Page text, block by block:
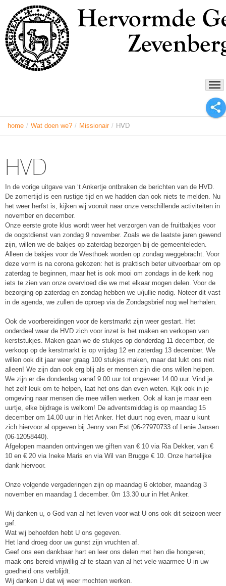
home / Wat doen we? / Missionair / HVD
HVD
In de vorige uitgave van ‘t Ankertje ontbraken de berichten van de HVD.
De zomertijd is een rustige tijd en we hadden dan ook niets te melden. Nu
het weer herfst is, kijken wij vooruit naar onze verschillende activiteiten in
november en december.
Onze eerste grote klus wordt weer het verzorgen van de fruitbakjes voor
de oogstdienst van zondag 9 november. Zoals we de laatste jaren gewend
zijn, willen we de bakjes op zaterdag bezorgen bij de gemeenteleden.
Alleen de bakjes voor de Westhoek worden op zondag weggebracht. Voor
deze vorm is na corona gekozen: het is praktisch beter uitvoerbaar om op
zaterdag te beginnen, maar het is ook mooi om zondags in de kerk nog
iets te zien van onze overvloed die we met elkaar mogen delen. Voor de
bezorging op zaterdag en zondag hebben we u/jullie nodig. Noteer dit vast
in de agenda, we zullen de oproep via de Zondagsbrief nog wel herhalen.
Ook de voorbereidingen voor de kerstmarkt zijn weer gestart. Het
onderdeel waar de HVD zich voor inzet is het maken en verkopen van
kerststukjes. Maken gaan we de stukjes op donderdag 11 december, de
verkoop op de kerstmarkt is op vrijdag 12 en zaterdag 13 december. We
willen ook dit jaar weer graag 100 stukjes maken, maar dat lukt ons niet
alleen! We zijn dan ook erg blij als er mensen zijn die ons willen helpen.
We zijn er die donderdag vanaf 9.00 uur tot ongeveer 14.00 uur. Vind je
het zelf leuk om te helpen, laat het ons dan even weten. Kijk ook in je
omgeving naar mensen die mee willen werken. Ook al kan je maar een
uurtje, elke bijdrage is welkom! De adventsmiddag is op maandag 15
december om 14.00 uur in Het Anker. Het duurt nog even, maar u kunt
zich hiervoor al opgeven bij Jenny van Est (06-27970733 of Lenie Jansen
(06-12058440).
Afgelopen maanden ontvingen we giften van € 10 via Ria Dekker, van €
10 en € 20 via Ineke Maris en via Wil van Brugge € 10. Onze hartelijke
dank hiervoor.
Onze volgende vergaderingen zijn op maandag 6 oktober, maandag 3
november en maandag 1 december. 0m 13.30 uur in Het Anker.
Wij danken u, o God van al het leven voor wat U ons ook dit seizoen weer
gaf.
Wat wij behoefden hebt U ons gegeven.
Het land droeg door uw gunst zijn vruchten af.
Geef ons een dankbaar hart en leer ons delen met hen die hongeren;
maak ons bereid vrijwillig af te staan van al het vele waarmee U in uw
goedheid ons verblijdt.
Wij danken U dat wij weer mochten werken.